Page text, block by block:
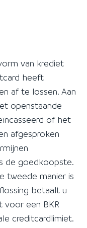
van krediet
heeft
af te lossen. Aan
openstaande
of het
afgesproken
de goedkoopste.
tweede manier is
betaalt u
voor een BKR
creditcardlimiet.